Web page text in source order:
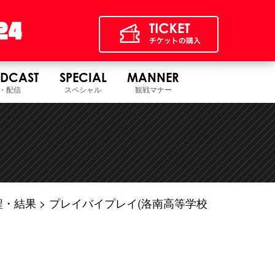
配信
SPECIAL
スペシャル
MANNER
観戦マナー
・結果
プレイバイプレイ(洛南高等学校